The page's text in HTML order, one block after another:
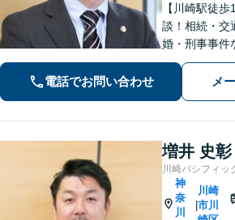
【川崎駅徒
談！相続・交
婚・刑事事件
暮らせるよう
す。【地元
ーの方も多
電話でお問い合わせ メ
増井 史彰
川崎パシフィ
神
奈
川
|
川崎
市川